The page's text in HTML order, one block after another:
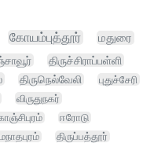
கோயம்புத்தூர் மதுரை
திருச்சிராப்பள்ளி
திருநெல்வேலி
புதுச்சேரி
விருதுநகர்
ஈரோடு
திருப்பத்தூர்